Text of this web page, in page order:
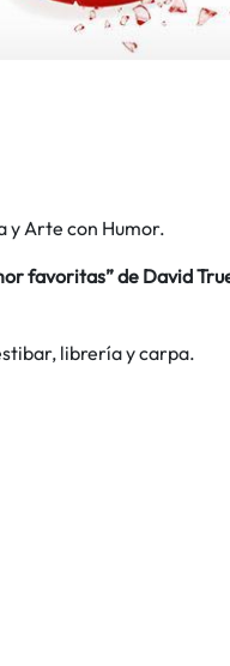
y Arte con Humor.
favoritas” de David
librería y carpa.